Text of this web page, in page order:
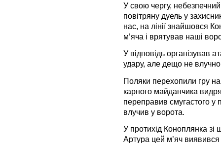
У свою чергу, небезпечний
повітряну дуель у
нас, на лінії знайшовся
м’яча і врятував наші
У відповідь організував
удару, але дещо не
Поляки перехопили гру на
карного майданчика
переправив смугастого у
влучив у ворота.
У протихід Коноплянка
Артура цей м’яч виявився